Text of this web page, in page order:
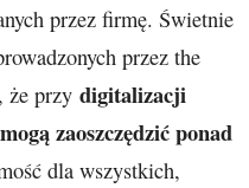
przez firmę. Świetnie
przez the
że przy digitalizacji
zaoszczędzić ponad
dla wszystkich,